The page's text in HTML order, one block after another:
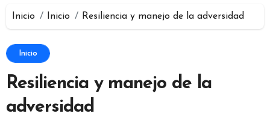
Inicio Inicio Resiliencia y manejo de la adversidad
Inicio
Resiliencia y manejo de la
adversidad